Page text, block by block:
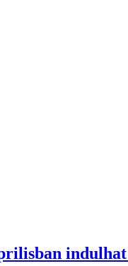
indulhat